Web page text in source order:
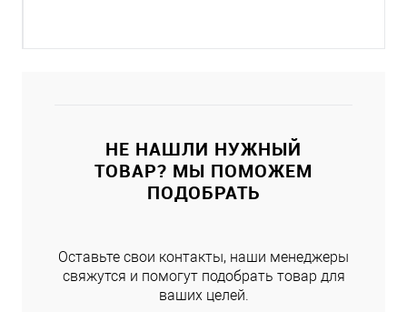
НЕ НАШЛИ НУЖНЫЙ
ТОВАР? МЫ ПОМОЖЕМ
ПОДОБРАТЬ
Оставьте свои контакты, наши менеджеры
свяжутся и помогут подобрать товар для
ваших целей.